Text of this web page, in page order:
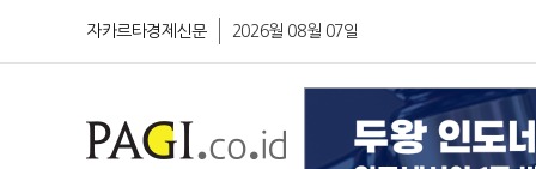
자카르타경제신문 2026월 08월 07일